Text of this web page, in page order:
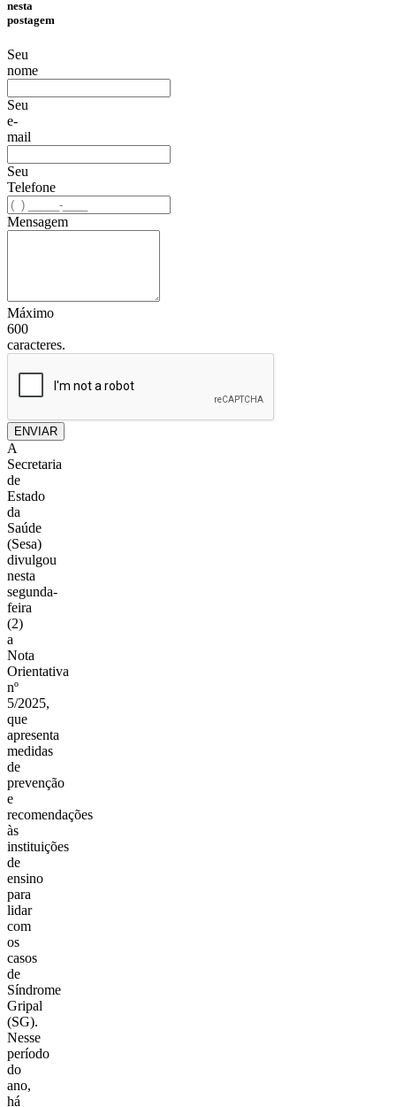
nesta
postagem
Seu
nome
Seu
e-
mail
Seu
Telefone
Mensagem
Máximo
600
caracteres.
ENVIAR
A
Secretaria
de
Estado
da
Saúde
(Sesa)
divulgou
nesta
segunda-
feira
(2)
a
Nota
Orientativa
nº
5/2025,
que
apresenta
medidas
de
prevenção
e
recomendações
às
instituições
de
ensino
para
lidar
com
os
casos
de
Síndrome
Gripal
(SG).
Nesse
período
do
ano,
há